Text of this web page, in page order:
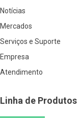
Notícias
Mercados
Serviços e Suporte
Empresa
Atendimento
Linha de Produtos